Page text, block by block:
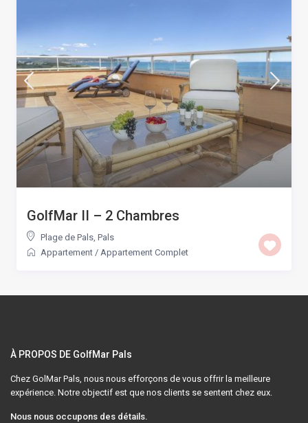
GolfMar II – 2 Chambres
Plage de Pals, Pals
Appartement / Appartement Complet
À PROPOS DE GolfMar Pals
Chez GolMar Pals, nous nous efforçons de vous offrir la meilleure
expérience. Notre objectif est que nos clients se sentent chez eux.
Nous nous occupons des détails.